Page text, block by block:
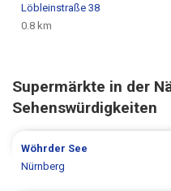
Löbleinstraße 38
0.8 km
Supermärkte in der
Sehenswürdigkeiten
Wöhrder See
Nürnberg